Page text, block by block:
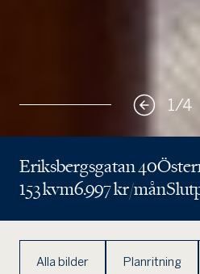
1 /4
Eriksbergsgatan 40
153 kvm6.997 kr/mån
Alla bilder Planritning